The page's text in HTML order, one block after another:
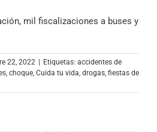
mil fiscalizaciones a buses y
22, 2022 Etiquetas: accidentes de
, choque, Cuida tu vida, drogas, fiestas de